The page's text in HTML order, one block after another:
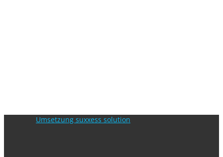
Umsetzung suxxess solution